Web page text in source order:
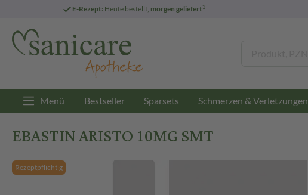
E-Rezept: Heute bestellt, morgen geliefert3
Menü Bestseller Sparsets Schmerzen & Verletzungen
EBASTIN ARISTO 10MG SMT
Rezeptpflichtig